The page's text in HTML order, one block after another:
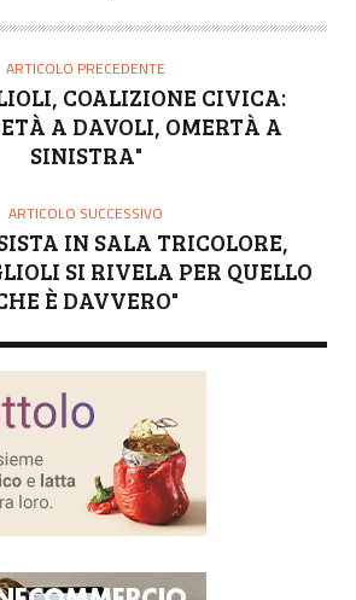
ARTICOLO PRECEDENTE
COALIZIONE CIVICA:
A DAVOLI, OMERTÀ A
SINISTRA"
ARTICOLO SUCCESSIVO
IN SALA TRICOLORE,
SI RIVELA PER QUELLO
È DAVVERO"